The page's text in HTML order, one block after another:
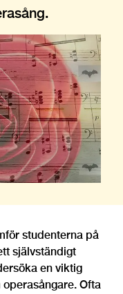
studenterna på
självständigt
en viktig
Ofta